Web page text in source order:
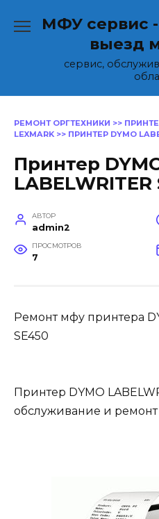
МФУ сервис
выезд
сервис,
РЕМОНТ ОРГТЕХНИКИ >>
LEXMARK >> ПРИНТЕР DYMO
Принтер
LABELWRITER
АВТОР
admin2
ПРОСМОТРОВ
7
Ремонт мфу принтера
SE450
Принтер DYMO
обслуживание и ремонт